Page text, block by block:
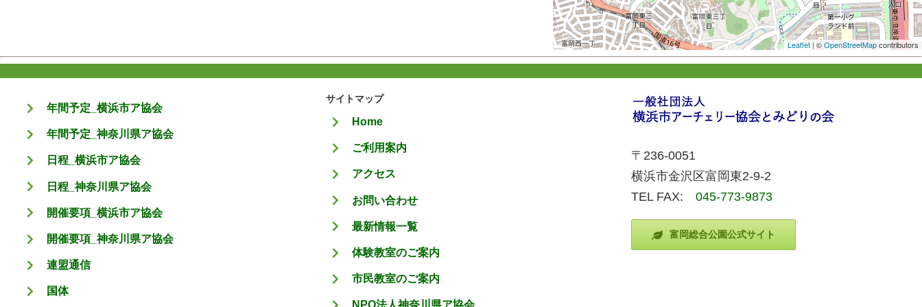
Leaflet | ©OpenStreetMapcontributors
年間予定_横浜市ア協会
年間予定_神奈川県ア協会
日程_横浜市ア協会
日程_神奈川県ア協会
開催要項_横浜市ア協会
開催要項_神奈川県ア協会
連盟通信
国体
サイトマップ
Home
ご利用案内
アクセス
お問い合わせ
最新情報一覧
体験教室のご案内
市民教室のご案内
〒236-0051
横浜市金沢区富岡東2-9-2
TEL FAX:045-773-9873
富岡総合公園公式サイト